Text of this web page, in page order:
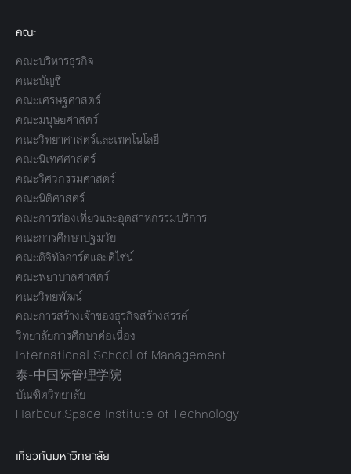
คณะ
คณะบริหารธุรกิจ
คณะบัญชี
คณะเศรษฐศาสตร์
คณะมนุษยศาสตร์
คณะวิทยาศาสตร์และเทคโนโลยี
คณะนิเทศศาสตร์
คณะวิศวกรรมศาสตร์
คณะนิติศาสตร์
คณะการท่องเที่ยวและอุตสาหกรรมบริการ
คณะการศึกษาปฐมวัย
คณะดิจิทัลอาร์ตและดีไซน์
คณะพยาบาลศาสตร์
คณะวิทยพัฒน์
คณะการสร้างเจ้าของธุรกิจสร้างสรรค์
วิทยาลัยการศึกษาต่อเนื่อง
International School of Management
泰-中国际管理学院
บัณฑิตวิทยาลัย
Harbour.Space Institute of Technology
เกี่ยวกับมหาวิทยาลัย